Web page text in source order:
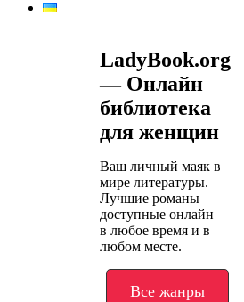
LadyBook.org
— Онлайн
библиотека
для женщин
Ваш личный маяк в
мире литературы.
Лучшие романы
доступные онлайн —
в любое время и в
любом месте.
Все жанры